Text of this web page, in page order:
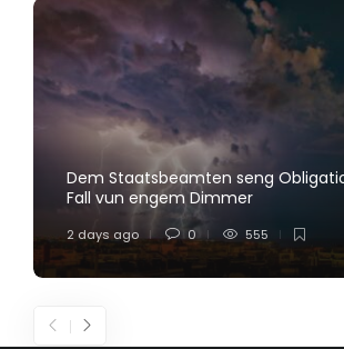
Dem Staatsbeamten seng
Fall vun engem Dimmer
2 days ago 0 555